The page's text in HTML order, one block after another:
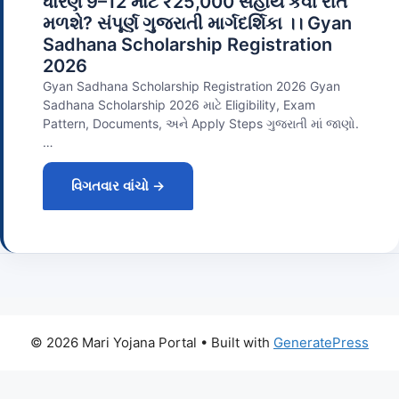
મળશે? સંપૂર્ણ ગુજરાતી માર્ગદર્શિકા ।। Gyan
Sadhana Scholarship Registration
2026
Gyan Sadhana Scholarship Registration 2026 Gyan
Sadhana Scholarship 2026 માટે Eligibility, Exam
Pattern, Documents, અને Apply Steps ગુજરાતી માં જાણો.
…
વિગતવાર વાંચો →
© 2026 Mari Yojana Portal • Built with GeneratePress